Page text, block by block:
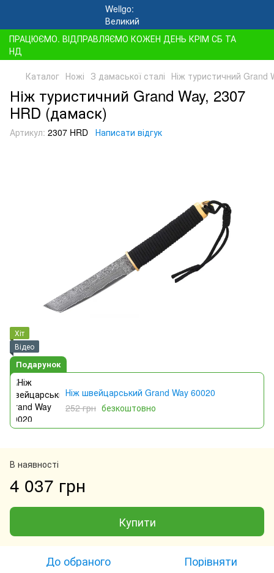
ПРАЦЮЄМО. ВІДПРАВЛЯЄМО КОЖЕН ДЕНЬ КРІМ СБ ТА
НД
Каталог Ножі З дамаської сталі Ніж туристичний Grand
Ніж туристичний Grand Way, 2307
HRD (дамаск)
Артикул: 2307 HRD Написати відгук
Хіт
Відео
Подарунок
Ніж швейцарський Grand Way 60020
252 грн безкоштовно
В наявності
4 037 грн
Купити
До обраного Порівняти